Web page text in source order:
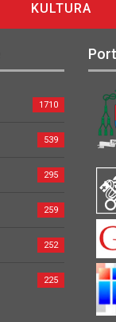
KULTURA
1710
539
295
259
252
225